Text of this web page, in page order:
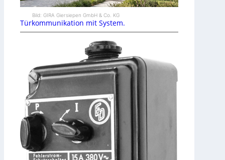
Bild: GIRA Giersiepen GmbH & Co. KG
Türkommunikation mit System.